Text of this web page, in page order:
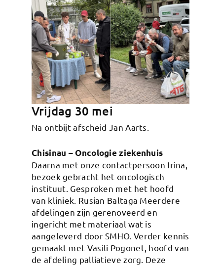
Vrijdag 30 mei
Na ontbijt afscheid Jan Aarts.
Chisinau – Oncologie ziekenhuis
Daarna met onze contactpersoon Irina,
bezoek gebracht het oncologisch
instituut. Gesproken met het hoofd
van kliniek. Rusian Baltaga Meerdere
afdelingen zijn gerenoveerd en
ingericht met materiaal wat is
aangeleverd door SMHO. Verder kennis
gemaakt met Vasili Pogonet, hoofd van
de afdeling palliatieve zorg. Deze